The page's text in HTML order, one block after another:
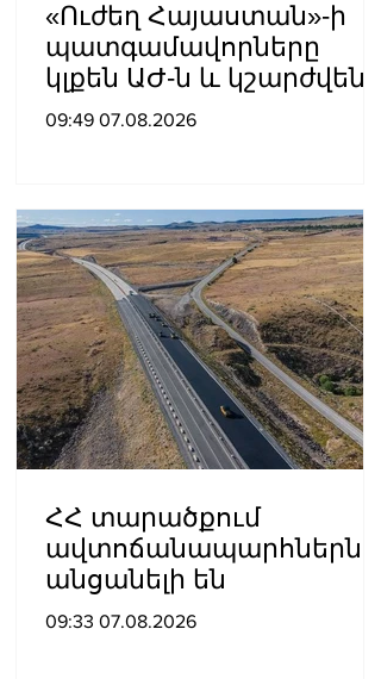
«Ուժեղ Հայաստան»-ի
պատգամավորները
կլքեն ԱԺ-ն և կշարժվեն
դեպի Էջմիածին
09:49 07.08.2026
ՀՀ տարածքում
ավտոճանապարհներն
անցանելի են
09:33 07.08.2026